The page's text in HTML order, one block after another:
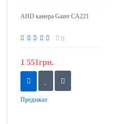
AHD камера Gazer CA221
0
1 551грн.
Предзаказ